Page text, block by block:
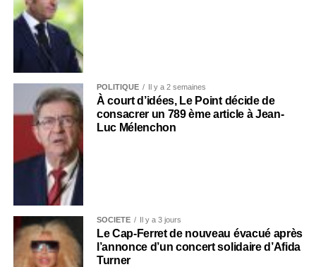
POLITIQUE Il y a 2 semaines
À court d’idées, Le Point décide de
consacrer un 789 ème article à Jean-
Luc Mélenchon
SOCIÉTÉ Il y a 3 jours
Le Cap-Ferret de nouveau évacué après
l’annonce d’un concert solidaire d’Afida
Turner